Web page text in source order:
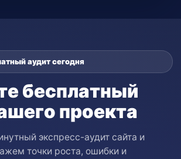
аудит сегодня
бесплатный
проекта
экспресс-аудит сайта и
точки роста, ошибки и